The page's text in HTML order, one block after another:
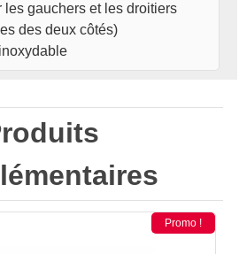
les gauchers et les droitiers
des deux côtés)
Promo !